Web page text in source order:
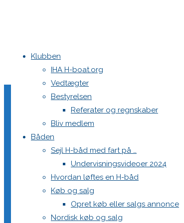
Klubben
IHA H-boat.org
Vedtægter
Bestyrelsen
Referater og regnskaber
Bliv medlem
Båden
Sejl H-båd med fart på …
Undervisningsvideoer 2024
Hvordan løftes en H-båd
Køb og salg
Opret køb eller salgs annonce
Nordisk køb og salg
Home
Aarhus Festugecup 2019
LIND0785
Full
1200 × 800pixels
Previous image
Next image